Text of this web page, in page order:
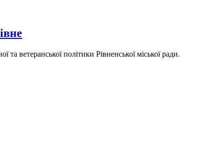
та ветеранської політики Рівненської міської ради.